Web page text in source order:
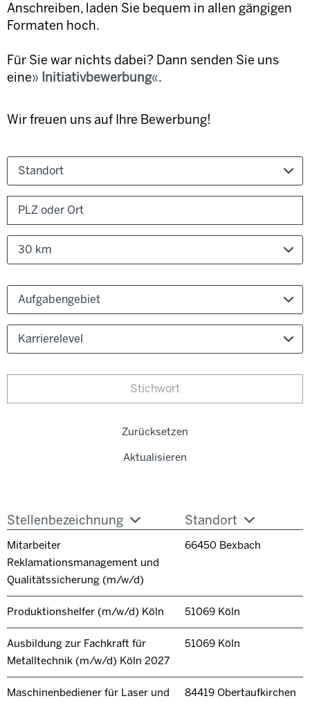
Anschreiben, laden Sie bequem in allen gängigen
Formaten hoch.
Für Sie war nichts dabei? Dann senden Sie uns
eine
Initiativbewerbung .
Wir freuen uns auf Ihre Bewerbung!
Standort
30 km
Aufgabengebiet
Karrierelevel
Zurücksetzen
Aktualisieren
Stellenbezeichnung Standort
Mitarbeiter
Reklamationsmanagement und
Qualitätssicherung (m/w/d)
66450 Bexbach
Produktionshelfer (m/w/d) Köln 51069 Köln
Ausbildung zur Fachkraft für
Metalltechnik (m/w/d) Köln 2027
51069 Köln
Maschinenbediener für Laser und
84419 Obertaufkirchen